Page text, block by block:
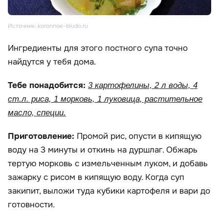
Источник: koronnoe-bludo.ru
Ингредиенты для этого постного супа точно
найдутся у тебя дома.
Тебе понадобится: 3 картофелины, 2 л воды, 4
ст.л. риса, 1 морковь, 1 луковица, растительное
масло, специи.
Приготовление: Промой рис, опусти в кипящую
воду на 3 минуты и откинь на дуршлаг. Обжарь
тертую морковь с измельченным луком, и добавь
зажарку с рисом в кипящую воду. Когда суп
закипит, выложи туда кубики картофеля и вари до
готовности.